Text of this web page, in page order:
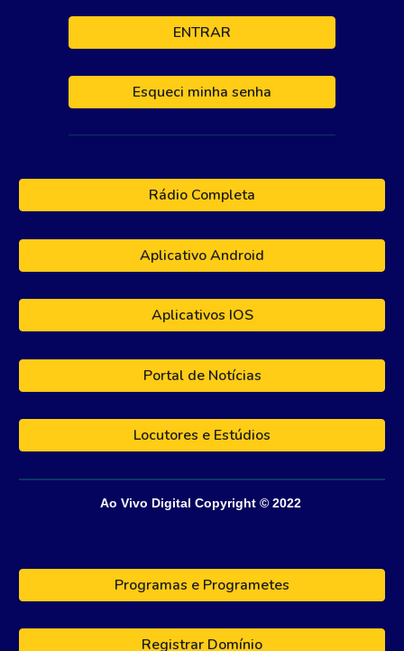
ENTRAR
Esqueci minha senha
Rádio Completa
Aplicativo Android
Aplicativos IOS
Portal de Notícias
Locutores e Estúdios
Ao Vivo Digital Copyright © 2022
Programas e Programetes
Registrar Domínio